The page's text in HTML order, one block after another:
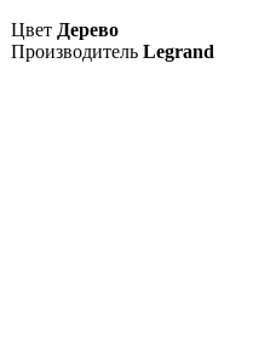
Цвет Дерево
Производитель Legrand